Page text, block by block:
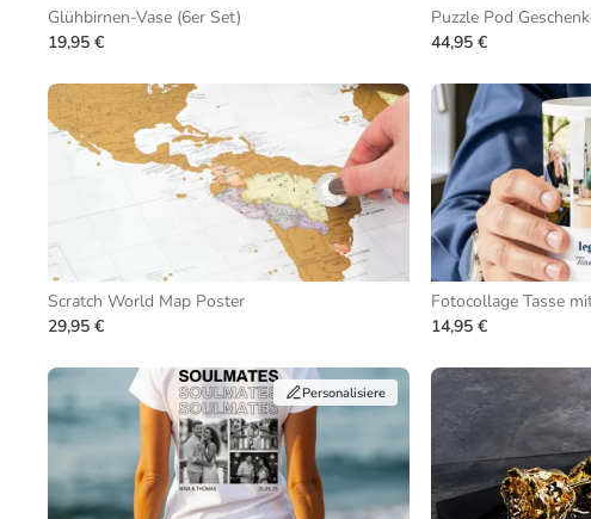
Glühbirnen-Vase (6er Set)
19,95 €
Puzzle Pod
44,95 €
Scratch World Map Poster
29,95 €
Fotocollage Tasse
14,95 €
Personalisiere